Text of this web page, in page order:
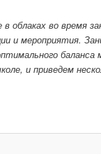
во время
и мероприятия.
и приведем